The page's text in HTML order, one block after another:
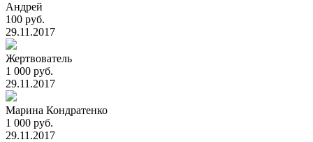
Андрей
100 руб.
29.11.2017
Жертвователь
1 000 руб.
29.11.2017
Марина Кондратенко
1 000 руб.
29.11.2017